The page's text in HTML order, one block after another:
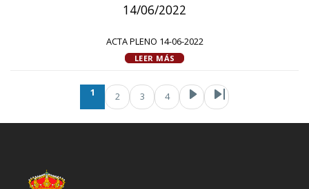
14/06/2022
ACTA PLENO 14-06-2022
LEER MÁS
PaginaciónPágina actual
1 2 3 4